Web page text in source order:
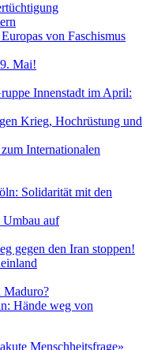
von Faschismus
Mai!
Innenstadt im April:
Krieg, Hochrüstung und
Internationalen
Solidarität mit den
Umbau auf
gegen den Iran stoppen!
Maduro?
Hände weg von